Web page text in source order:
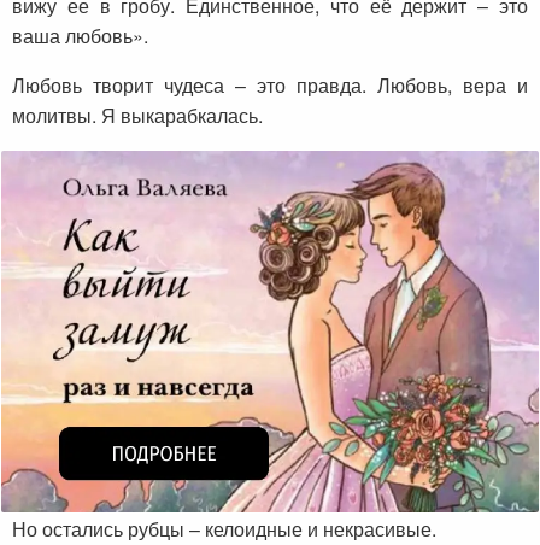
ваша любовь».
Любовь творит чудеса – это правда. Любовь, вера и
молитвы. Я выкарабкалась.
Но остались рубцы – келоидные и некрасивые.